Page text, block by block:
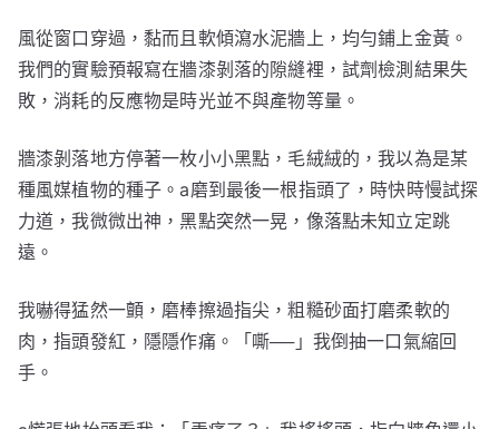
風從窗口穿過，黏而且軟傾瀉水泥牆上，均勻鋪上金黃。
我們的實驗預報寫在牆漆剝落的隙縫裡，試劑檢測結果失
敗，消耗的反應物是時光並不與產物等量。
牆漆剝落地方停著一枚小小黑點，毛絨絨的，我以為是某
種風媒植物的種子。a磨到最後一根指頭了，時快時慢試探
力道，我微微出神，黑點突然一晃，像落點未知立定跳
遠。
我嚇得猛然一顫，磨棒擦過指尖，粗糙砂面打磨柔軟的
肉，指頭發紅，隱隱作痛。「嘶──」我倒抽一口氣縮回
手。